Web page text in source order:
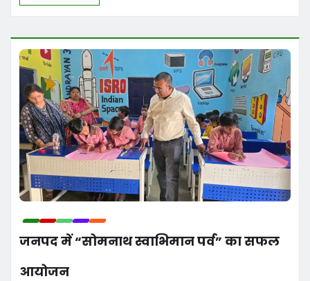
जनपद में “सोमनाथ स्वाभिमान पर्व” का सफल
आयोजन